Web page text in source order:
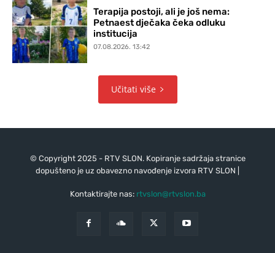
Terapija postoji, ali je još nema:
Petnaest dječaka čeka odluku
institucija
07.08.2026. 13:42
Učitati više
© Copyright 2025 - RTV SLON. Kopiranje sadržaja stranice
dopušteno je uz obavezno navođenje izvora RTV SLON |
Kontaktirajte nas: rtvslon@rtvslon.ba